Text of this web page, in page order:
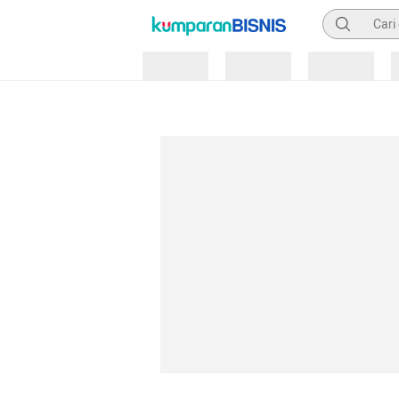
Pencarian